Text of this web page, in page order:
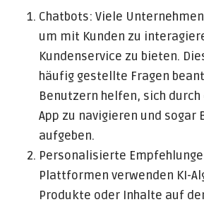
Chatbots: Viele
um mit Kunden zu
Kundenservice zu bieten.
häufig gestellte Fragen
Benutzern helfen, sich
App zu navigieren und sogar
aufgeben.
Personalisierte
Plattformen verwenden KI-
Produkte oder Inhalte auf